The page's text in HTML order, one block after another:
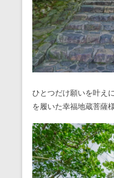
ひとつだけ願いを叶え
を履いた幸福地蔵菩薩様